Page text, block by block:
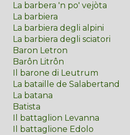
La barbera 'n po' vejòta
La barbiera
La barbiera degli alpini
La barbiera degli sciatori
Baron Letron
Barôn Litrôn
Il barone di Leutrum
La bataille de Salabertand
La batana
Batista
Il battaglion Levanna
Il battaglione Edolo